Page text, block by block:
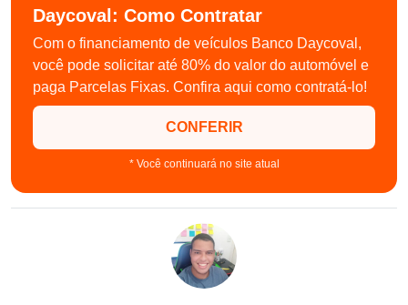
Daycoval: Como Contratar
Com o financiamento de veículos Banco Daycoval,
você pode solicitar até 80% do valor do automóvel e
paga Parcelas Fixas. Confira aqui como contratá-lo!
CONFERIR
* Você continuará no site atual